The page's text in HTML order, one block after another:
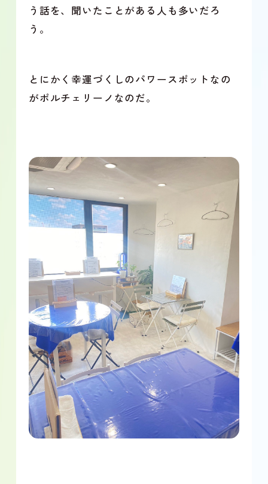
う話を、聞いたことがある人も多いだろ
う。
とにかく幸運づくしのパワースポットなの
がポルチェリーノなのだ。